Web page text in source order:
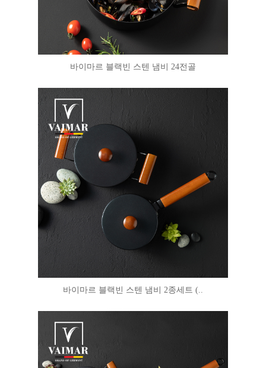
바이마르 블랙빈 스텐 냄비 24전골
바이마르 블랙빈 스텐 냄비 2종세트 (..